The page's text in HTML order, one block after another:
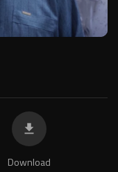
Download